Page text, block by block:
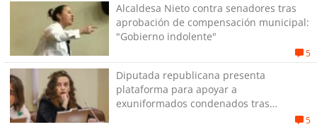
Alcaldesa Nieto contra senadores tras
aprobación de compensación municipal:
"Gobierno indolente"
5
Diputada republicana presenta
plataforma para apoyar a
exuniformados condenados tras
5